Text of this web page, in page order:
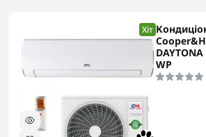
Хіт
DAYTONA
WP